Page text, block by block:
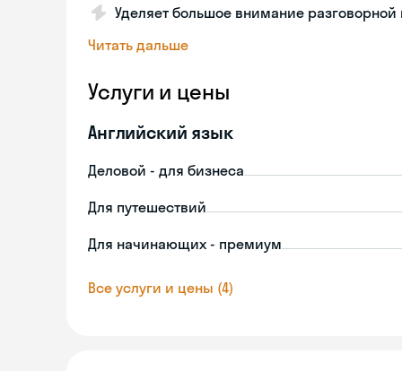
Уделяет большое внимание
Читать дальше
Услуги и цены
Английский язык
Деловой - для бизнеса
Для путешествий
Для начинающих - премиум
Все услуги и цены (4)